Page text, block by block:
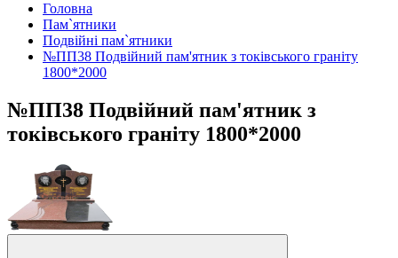
Головна
Пам`ятники
Подвійні пам`ятники
№ПП38 Подвійний пам'ятник з токівського граніту
1800*2000
№ПП38 Подвійний пам'ятник з
токівського граніту 1800*2000